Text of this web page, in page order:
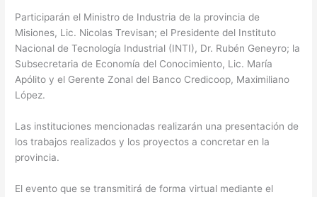
Participarán el Ministro de Industria de la provincia de
Misiones, Lic. Nicolas Trevisan; el Presidente del Instituto
Nacional de Tecnología Industrial (INTI), Dr. Rubén Geneyro; la
Subsecretaria de Economía del Conocimiento, Lic. María
Apólito y el Gerente Zonal del Banco Credicoop, Maximiliano
López.
Las instituciones mencionadas realizarán una presentación de
los trabajos realizados y los proyectos a concretar en la
provincia.
El evento que se transmitirá de forma virtual mediante el